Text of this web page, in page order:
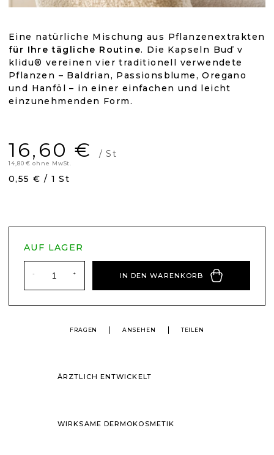
16,60 € / St
14,80 € ohne MwSt.
Verkaufspreis:
0,55 € / 1 St
Eine natürliche Mischung aus Pflanzenextrakten
für Ihre tägliche Routine. Die Kapseln Buď v
klidu® vereinen vier traditionell verwendete
Pflanzen – Baldrian, Passionsblume, Oregano
und Hanföl – in einer einfachen und leicht
einzunehmenden Form.
FRAGEN ANSEHEN TEILEN
AUF LAGER
IN DEN WARENKORB
ÄRZTLICH ENTWICKELT
WIRKSAME DERMOKOSMETIK